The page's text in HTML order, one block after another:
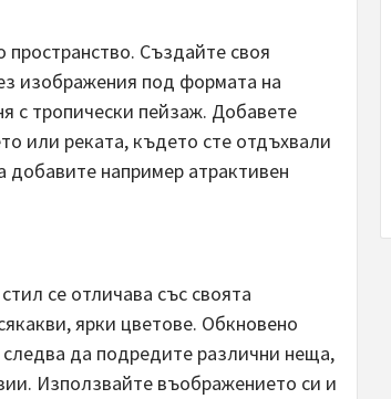
Създайте своя
изображения под формата на
с тропически пейзаж. Добавете
или реката, където сте отдъхвали
например атрактивен
се отличава със своята
ярки цветове. Обкновено
следва да подредите различни неща,
Използвайте въображението си и